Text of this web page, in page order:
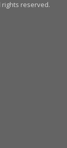
rights reserved.